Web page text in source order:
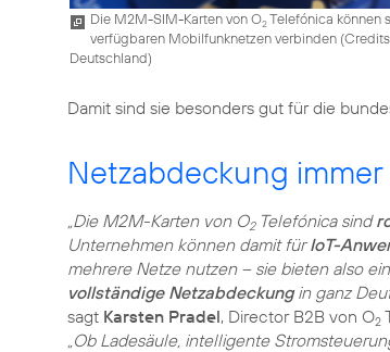
Die M2M-SIM-Karten von O2Telefónica können
verfügbaren Mobilfunknetzen verbinden (
Deutschland)
Damit sind sie besonders gut für die
Netzabdeckung
„Die M2M-Karten von O2Telefónica sind
Unternehmen können damit fürIoT-
mehrere Netze nutzen – sie bieten also
vollständige Netzabdeckungin ganz
sagt Karsten Pradel, Director B2B von O2
„Ob Ladesäule, intelligente